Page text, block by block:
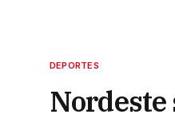
DEPORTES
Nordeste